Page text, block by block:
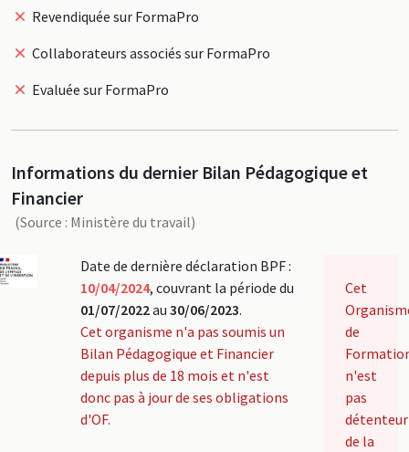
Revendiquée sur FormaPro
Collaborateurs associés sur FormaPro
Evaluée sur FormaPro
Informations du dernier Bilan Pédagogique et
Financier
(Source : Ministère du travail)
Date de dernière déclaration BPF :
10/04/2024, couvrant la période du
01/07/2022au 30/06/2023.
Cet organisme n'a pas soumis un
Bilan Pédagogique et Financier
depuis plus de 18 mois et n'est
donc pas à jour de ses obligations
d'OF.
Cet
de
n'est
pas
détenteur
de la